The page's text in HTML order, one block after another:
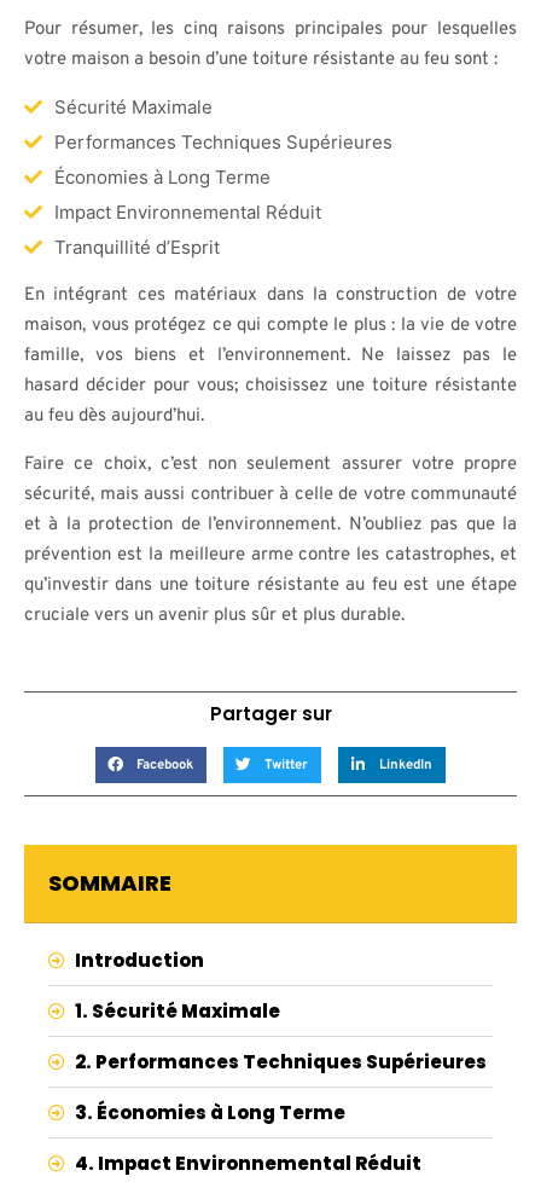
Pour résumer, les cinq raisons principales pour lesquelles
votre maison a besoin d’une toiture résistante au feu sont :
Sécurité Maximale
Performances Techniques Supérieures
Économies à Long Terme
Impact Environnemental Réduit
Tranquillité d’Esprit
En intégrant ces matériaux dans la construction de votre
maison, vous protégez ce qui compte le plus : la vie de votre
famille, vos biens et l’environnement. Ne laissez pas le
hasard décider pour vous; choisissez une toiture résistante
au feu dès aujourd’hui.
Faire ce choix, c’est non seulement assurer votre propre
sécurité, mais aussi contribuer à celle de votre communauté
et à la protection de l’environnement. N’oubliez pas que la
prévention est la meilleure arme contre les catastrophes, et
qu’investir dans une toiture résistante au feu est une étape
cruciale vers un avenir plus sûr et plus durable.
Partager sur
Facebook Twitter LinkedIn
SOMMAIRE
Introduction
1. Sécurité Maximale
2. Performances Techniques Supérieures
3. Économies à Long Terme
4. Impact Environnemental Réduit